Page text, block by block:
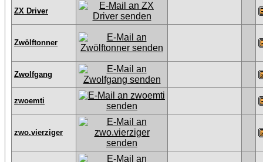
ZX Driver
Zwölftonner
Zwolfgang
zwoemti
zwo.vierziger